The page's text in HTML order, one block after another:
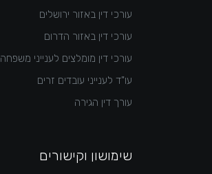
עורכי דין באזור ירושלים
עורכי דין באזור הדרום
עורכי דין מומלצים לענייני משפחה
עו"ד לענייני עובדים זרים
עורך דין הגירה
שימושון וקישורים